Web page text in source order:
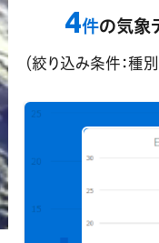
領域指定機能
4件の気象
（絞り込み条件：種